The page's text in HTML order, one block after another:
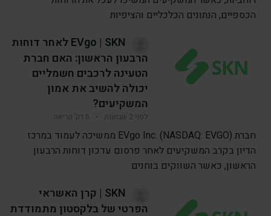
הכספיים, הנתונים הכלכליים והציפיות
EVgo | SKN לאחר דוחות
הרבעון הראשון: האם חברת
הטעינה לרכבים חשמליים
יכולה להשיב את אמון
המשקיעים?
לפני 2 שבועות • 6 דק’ קריאה
חברת EVgo Inc. (NASDAQ: EVGO) ממשיכה לעמוד במרכז
הדיון בקרב המשקיעים לאחר פרסום עדכון דוחות הרבעון
הראשון, כאשר השווקים בוחנים
SKN | קרן האשראי
הפרטי של בלקסטון מתמודדת